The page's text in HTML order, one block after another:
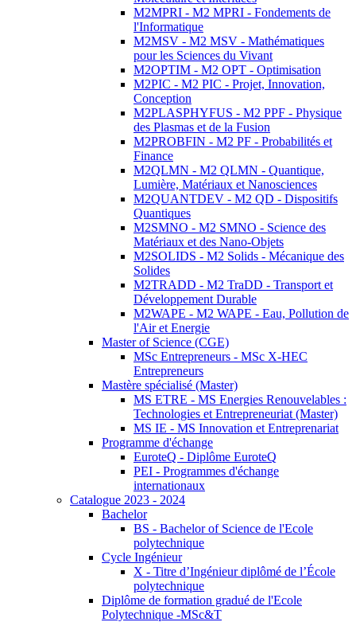
M2MPRI - M2 MPRI - Fondements de
l'Informatique
M2MSV - M2 MSV - Mathématiques
pour les Sciences du Vivant
M2OPTIM - M2 OPT - Optimisation
M2PIC - M2 PIC - Projet, Innovation,
Conception
M2PLASPHYFUS - M2 PPF - Physique
des Plasmas et de la Fusion
M2PROBFIN - M2 PF - Probabilités et
Finance
M2QLMN - M2 QLMN - Quantique,
Lumière, Matériaux et Nanosciences
M2QUANTDEV - M2 QD - Dispositifs
Quantiques
M2SMNO - M2 SMNO - Science des
Matériaux et des Nano-Objets
M2SOLIDS - M2 Solids - Mécanique des
Solides
M2TRADD - M2 TraDD - Transport et
Développement Durable
M2WAPE - M2 WAPE - Eau, Pollution de
l'Air et Energie
Master of Science (CGE)
MSc Entrepreneurs - MSc X-HEC
Entrepreneurs
Mastère spécialisé (Master)
MS ETRE - MS Energies Renouvelables :
Technologies et Entrepreneuriat (Master)
MS IE - MS Innovation et Entreprenariat
Programme d'échange
EuroteQ - Diplôme EuroteQ
PEI - Programmes d'échange
internationaux
Catalogue 2023 - 2024
Bachelor
BS - Bachelor of Science de l'Ecole
polytechnique
Cycle Ingénieur
X - Titre d’Ingénieur diplômé de l’École
polytechnique
Diplôme de formation gradué de l'Ecole
Polytechnique -MSc&T